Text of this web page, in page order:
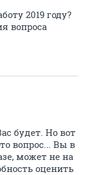
2019 году?
вопроса
будет. Но вот
вопрос... Вы в
может не на
оценить